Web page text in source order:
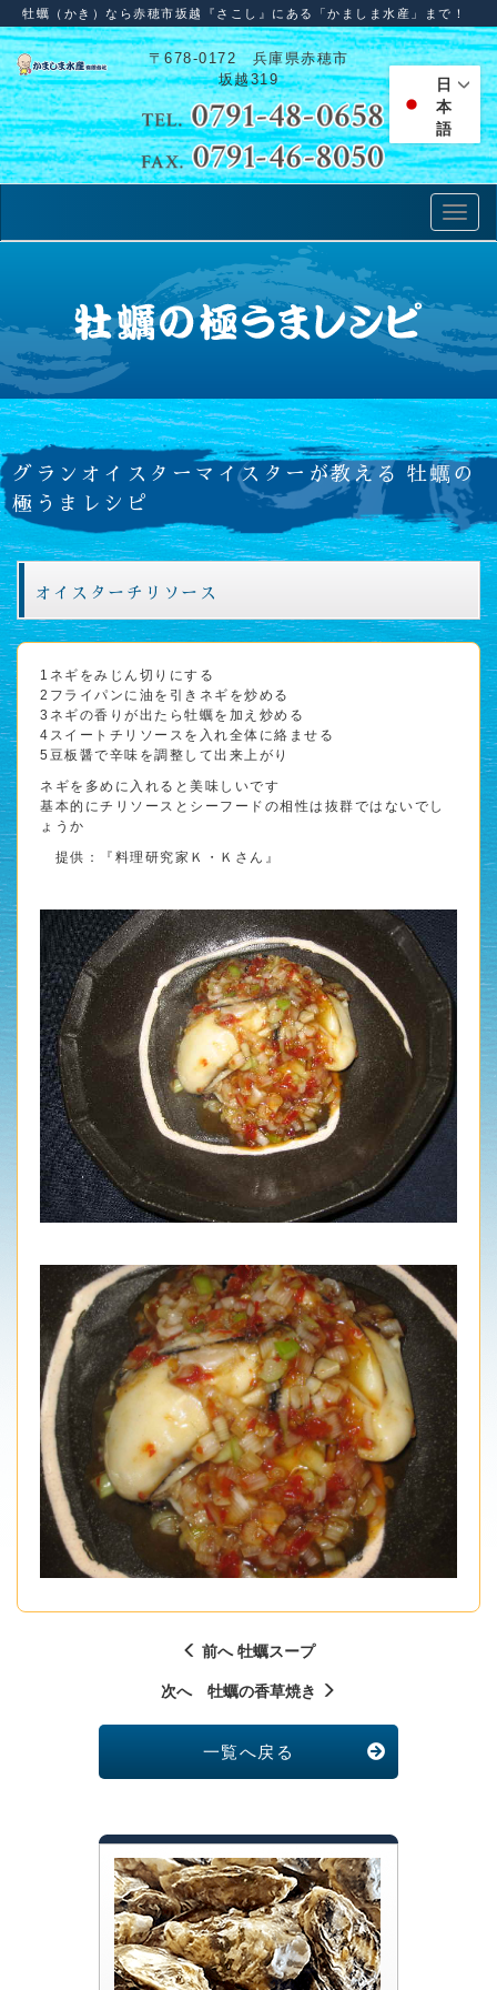
牡蠣（かき）なら赤穂市坂越『さこし』にある「かましま水産」まで！
〒678-0172 兵庫県赤穂市
坂越319
日
本
語
グランオイスターマイスターが教える 牡蠣の
極うまレシピ
オイスターチリソース
1ネギをみじん切りにする
2フライパンに油を引きネギを炒める
3ネギの香りが出たら牡蠣を加え炒める
4スイートチリソースを入れ全体に絡ませる
5豆板醤で辛味を調整して出来上がり
ネギを多めに入れると美味しいです
基本的にチリソースとシーフードの相性は抜群ではないでし
ょうか
提供：『料理研究家Ｋ・Ｋさん』
前へ 牡蠣スープ
次へ 牡蠣の香草焼き
一覧へ戻る